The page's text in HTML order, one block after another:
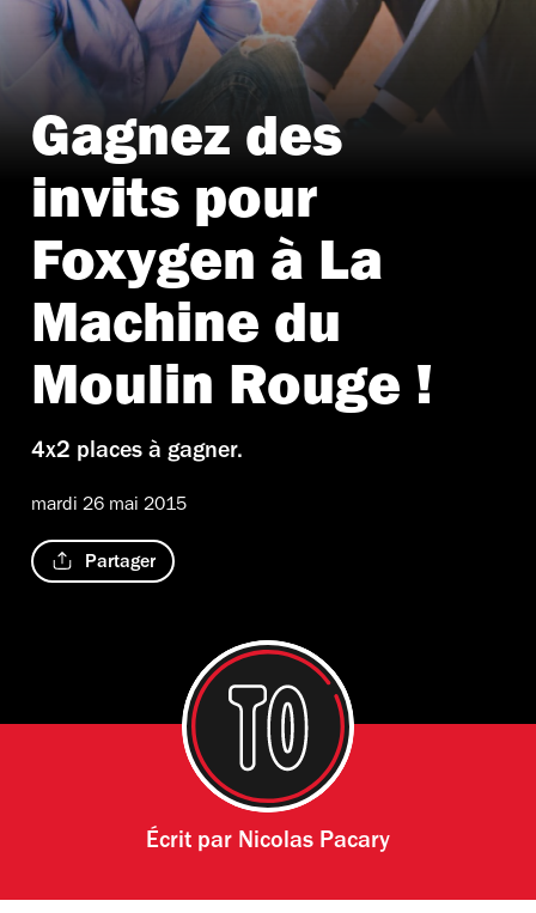
Gagnez des
invits pour
Foxygen à La
Machine du
Moulin Rouge !
4x2 places à gagner.
mardi 26 mai 2015
Partager
Écrit par Nicolas Pacary